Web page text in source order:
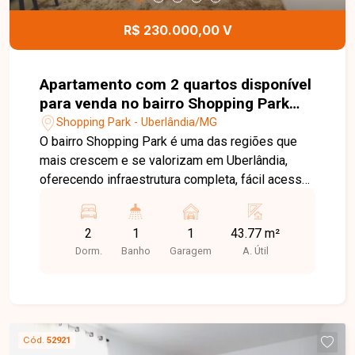
R$ 230.000,00 V
Apartamento com 2 quartos disponível
para venda no bairro Shopping Park
em Uberlândia-MG
Shopping Park - Uberlândia/MG
O bairro Shopping Park é uma das regiões que
mais crescem e se valorizam em Uberlândia,
oferecendo infraestrutura completa, fácil acesso
supermercados, escolas, comércios e diversos
serviços. Uma excelente localização para quem
busca praticidade, conforto e qualidade de vida.
possui 43,77 m² de área privativa, com
ambientes bem distribuídos, excelente
2
Dorm.
1
Banho
1
Garagem
43.77 m²
A. Útil
Cód. 52921